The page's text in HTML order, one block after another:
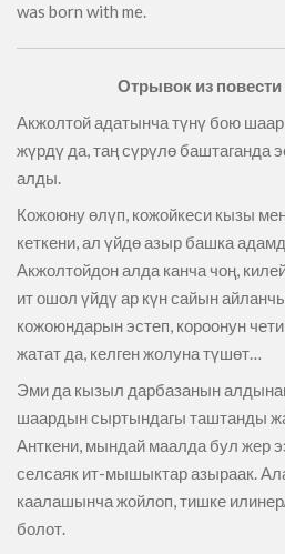
was born with me.
Отрывок из повести
Акжолтой адатынча түнү бою
жүрдү да, таң сүрүлө баштаганда
алды.
Кожоюну өлүп, кожойкеси кызы
кеткени, ал үйдө азыр башка
Акжолтойдон алда канча чоң,
ит ошол үйдү ар күн сайын
кожоюндарын эстеп, короонун
жатат да, келген жолуна түшөт…
Эми да кызыл дарбазанын
шаардын сыртындагы таштанды
Анткени, мындай маалда бул жер
селсаяк ит-мышыктар азыраак.
каалашынча жойлоп, тишке
болот.